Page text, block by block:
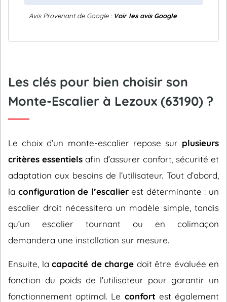
Avis Provenant de Google : Voir les avis Google
Les clés pour bien choisir son
Monte-Escalier à Lezoux (63190) ?
Le choix d’un monte-escalier repose sur plusieurs
critères essentiels afin d’assurer confort, sécurité et
adaptation aux besoins de l’utilisateur. Tout d’abord,
la configuration de l’escalierest déterminante : un
escalier droit nécessitera un modèle simple, tandis
qu’un escalier tournant ou en colimaçon
demandera une installation sur mesure.
Ensuite, la capacité de charge doit être évaluée en
fonction du poids de l’utilisateur pour garantir un
fonctionnement optimal. Le confort est également